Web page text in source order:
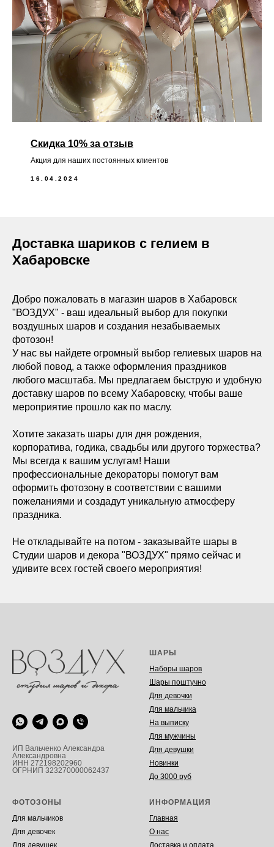
Скидка 10% за отзыв
Акция для наших постоянных клиентов
16.04.2024
Доставка шариков с гелием в
Хабаровске
Добро пожаловать в магазин шаров в Хабаровск
"ВОЗДУХ" - ваш идеальный выбор для покупки
воздушных шаров и создания незабываемых
фотозон!
У нас вы найдете огромный выбор гелиевых шаров на
любой повод, а также оформления праздников
любого масштаба. Мы предлагаем быструю и удобную
доставку шаров по всему Хабаровску, чтобы ваше
мероприятие прошло как по маслу.
Хотите заказать шары для дня рождения,
корпоратива, годика, свадьбы или другого торжества?
Мы всегда к вашим услугам! Наши
профессиональные декораторы помогут вам
оформить фотозону в соответствии с вашими
пожеланиями и создадут уникальную атмосферу
праздника.
Не откладывайте на потом - заказывайте шары в
Студии шаров и декора "ВОЗДУХ" прямо сейчас и
удивите всех гостей своего мероприятия!
ИП Вальченко Александра
Александровна
ИНН 272198202960
ОГРНИП 323270000062437
ШАРЫ
Наборы шаров
Шары поштучно
Для девочки
Для мальчика
На выписку
Для мужчины
Для девушки
Новинки
До 3000 руб
ФОТОЗОНЫ
Для мальчиков
Для девочек
Для девушек
ИНФОРМАЦИЯ
Главная
О нас
Доставка и оплата